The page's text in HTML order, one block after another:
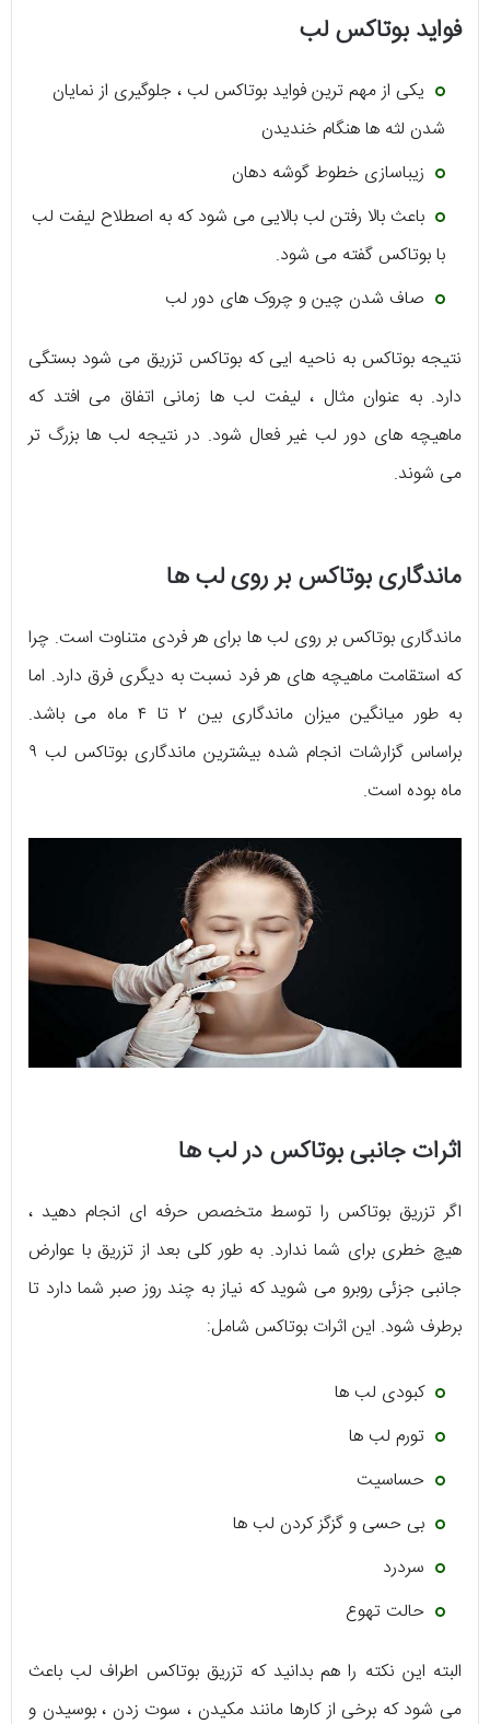
فواید بوتاکس لب
یکی از مهم ترین فواید بوتاکس لب ، جلوگیری از نمایان
شدن لثه ها هنگام خندیدن
زیباسازی خطوط گوشه دهان
باعث بالا رفتن لب بالایی می شود که به اصطلاح لیفت لب
با بوتاکس گفته می شود.
صاف شدن چین و چروک های دور لب
نتیجه بوتاکس به ناحیه ایی که بوتاکس تزریق می شود بستگی
دارد. به عنوان مثال ، لیفت لب ها زمانی اتفاق می افتد که
ماهیچه های دور لب غیر فعال شود. در نتیجه لب ها بزرگ تر
می شوند.
ماندگاری بوتاکس بر روی لب ها
ماندگاری بوتاکس بر روی لب ها برای هر فردی متناوت است. چرا
که استقامت ماهیچه های هر فرد نسبت به دیگری فرق دارد. اما
به طور میانگین میزان ماندگاری بین ۲ تا ۴ ماه می باشد.
براساس گزارشات انجام شده بیشترین ماندگاری بوتاکس لب ۹
ماه بوده است.
اثرات جانبی بوتاکس در لب ها
اگر تزریق بوتاکس را توسط متخصص حرفه ای انجام دهید ،
هیچ خطری برای شما ندارد. به طور کلی بعد از تزریق با عوارض
جانبی جزئی روبرو می شوید که نیاز به چند روز صبر شما دارد تا
برطرف شود. این اثرات بوتاکس شامل:
کبودی لب ها
تورم لب ها
حساسیت
بی حسی و گزگز کردن لب ها
سردرد
حالت تهوع
البته این نکته را هم بدانید که تزریق بوتاکس اطراف لب باعث
می شود که برخی از کارها مانند مکیدن ، سوت زدن ، بوسیدن و